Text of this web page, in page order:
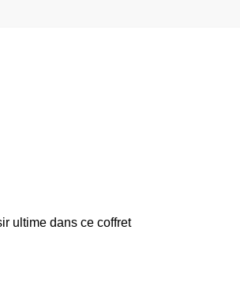
ultime dans ce coffret